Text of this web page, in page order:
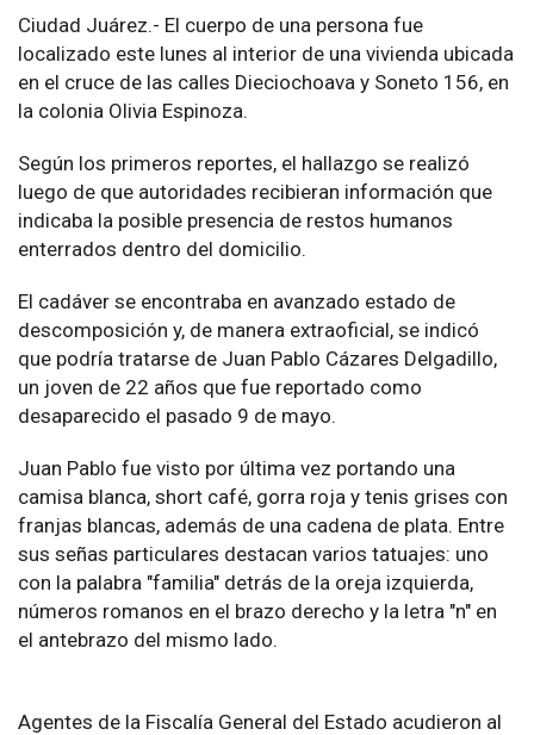
Ciudad Juárez.- El cuerpo de una persona fue
localizado este lunes al interior de una vivienda ubicada
en el cruce de las calles Dieciochoava y Soneto 156, en
la colonia Olivia Espinoza.
Según los primeros reportes, el hallazgo se realizó
luego de que autoridades recibieran información que
indicaba la posible presencia de restos humanos
enterrados dentro del domicilio.
El cadáver se encontraba en avanzado estado de
descomposición y, de manera extraoficial, se indicó
que podría tratarse de Juan Pablo Cázares Delgadillo,
un joven de 22 años que fue reportado como
desaparecido el pasado 9 de mayo.
Juan Pablo fue visto por última vez portando una
camisa blanca, short café, gorra roja y tenis grises con
franjas blancas, además de una cadena de plata. Entre
sus señas particulares destacan varios tatuajes: uno
con la palabra "familia" detrás de la oreja izquierda,
números romanos en el brazo derecho y la letra "n" en
el antebrazo del mismo lado.
Agentes de la Fiscalía General del Estado acudieron al